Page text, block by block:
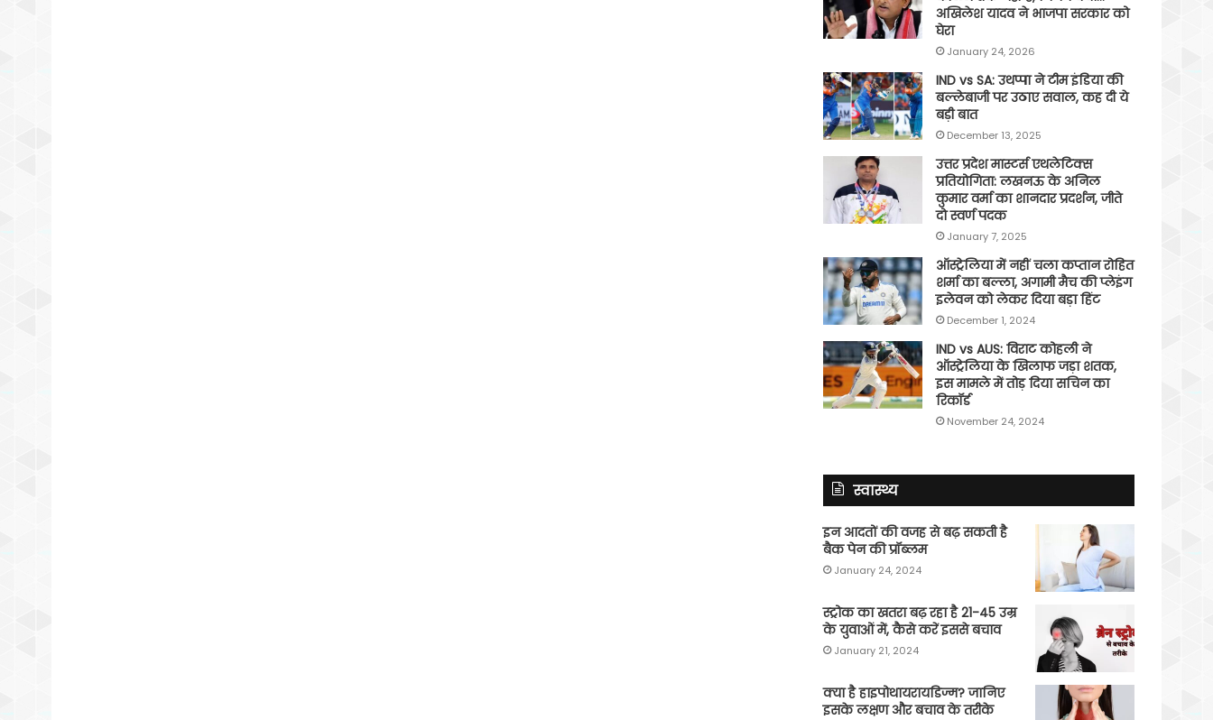
अखिलेश यादव ने भाजपा सरकार को
घेरा
January 24, 2026
IND vs SA: उथप्पा ने टीम इंडिया की
बल्लेबाजी पर उठाए सवाल, कह दी ये
बड़ी बात
December 13, 2025
उत्तर प्रदेश मास्टर्स एथलेटिक्स
प्रतियोगिता: लखनऊ के अनिल
कुमार वर्मा का शानदार प्रदर्शन, जीते
दो स्वर्ण पदक
January 7, 2025
ऑस्ट्रेलिया में नहीं चला कप्तान रोहित
शर्मा का बल्ला, अगामी मैच की प्लेइंग
इलेवन को लेकर दिया बड़ा हिंट
December 1, 2024
IND vs AUS: विराट कोहली ने
ऑस्ट्रेलिया के खिलाफ जड़ा शतक,
इस मामले में तोड़ दिया सचिन का
रिकॉर्ड
November 24, 2024
स्वास्थ्य
इन आदतों की वजह से बढ़ सकती है
बैक पेन की प्रॉब्लम
January 24, 2024
स्ट्रोक का खतरा बढ़ रहा है 21-45 उम्र
के युवाओं में, कैसे करें इससे बचाव
January 21, 2024
क्या है हाइपोथायरायडिज्म? जानिए
इसके लक्षण और बचाव के तरीके